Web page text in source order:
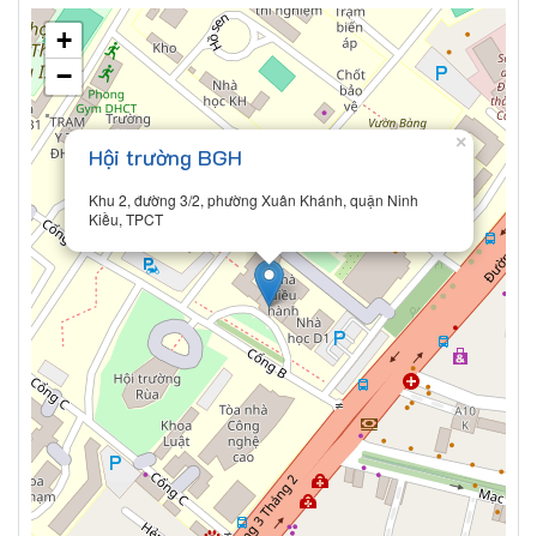
Hội trường BGH
Khu 2, đường 3/2, phường Xuân Khánh, quận Ninh
Kiều, TPCT
×
+
−